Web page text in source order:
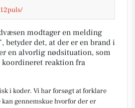
modtager en melding
betyder det, at der er en brand i
en alvorlig nødsituation, som
reaktion fra
i koder. Vi har forsøgt at forklare
gennemskue hvorfor der er